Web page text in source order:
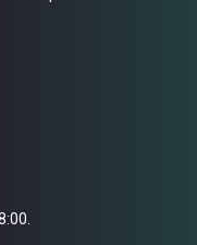
долгое время.
адресники для
стали, надписи на
поэтому согнуть,
становится
коррозии, поэтому
из таких материалов
для собак после